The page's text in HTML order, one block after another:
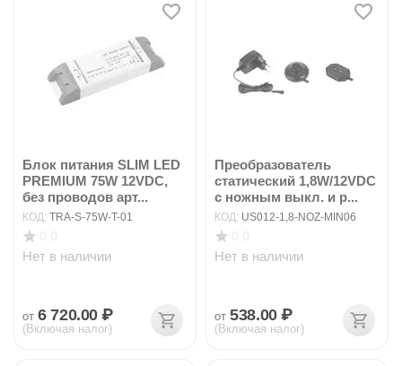
Блок питания SLIM LED
PREMIUM 75W 12VDC,
без проводов арт...
КОД: TRA-S-75W-T-01
Нет в наличии
от 6 720.00 ₽
(Включая налог)
Преобразователь
статический 1,8W/12VDC
с ножным выкл. и р...
КОД: US012-1,8-NOZ-MIN06
Нет в наличии
от 538.00 ₽
(Включая налог)